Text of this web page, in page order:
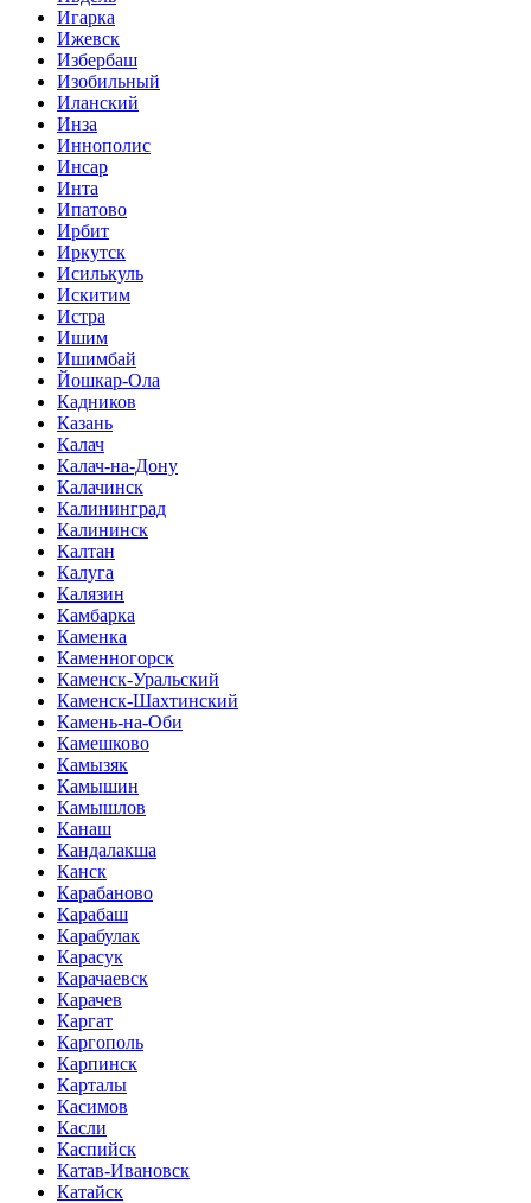
Игарка
Ижевск
Избербаш
Изобильный
Иланский
Инза
Иннополис
Инсар
Инта
Ипатово
Ирбит
Иркутск
Исилькуль
Искитим
Истра
Ишим
Ишимбай
Йошкар-Ола
Кадников
Казань
Калач
Калач-на-Дону
Калачинск
Калининград
Калининск
Калтан
Калуга
Калязин
Камбарка
Каменка
Каменногорск
Каменск-Уральский
Каменск-Шахтинский
Камень-на-Оби
Камешково
Камызяк
Камышин
Камышлов
Канаш
Кандалакша
Канск
Карабаново
Карабаш
Карабулак
Карасук
Карачаевск
Карачев
Каргат
Каргополь
Карпинск
Карталы
Касимов
Касли
Каспийск
Катав-Ивановск
Катайск